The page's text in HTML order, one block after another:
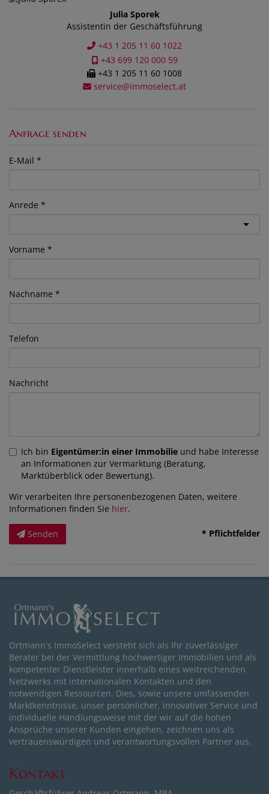
Julia Sporek
Assistentin der Geschäftsführung
+43 1 205 11 60 1022
+43 699 120 000 59
+43 1 205 11 60 1008
service@immoselect.at
Anfrage senden
E-Mail
Anrede
Vorname
Nachname
Telefon
Nachricht
Ich bin Eigentümer:in einer Immobilie und habe Interesse
an Informationen zur Vermarktung (Beratung,
Marktüberblick oder Bewertung).
Wir verarbeiten Ihre personenbezogenen Daten, weitere
Informationen finden Sie hier.
Senden * Pflichtfelder
Ortmann's ImmoSelect versteht sich als Ihr zuverlässiger
Berater bei der Vermittlung hochwertiger Immobilien und als
kompetenter Dienstleister innerhalb eines weitreichenden
Netzwerks mit internationalen Kontakten und den
notwendigen Ressourcen. Dies, sowie unsere umfassenden
Marktkenntnisse, unser persönlicher, innovativer Service und
individuelle Handlungsweise mit der wir auf die hohen
Ansprüche unserer Kunden eingehen, zeichnen uns als
vertrauenswürdigen und verantwortungsvollen Partner aus.
Kontakt